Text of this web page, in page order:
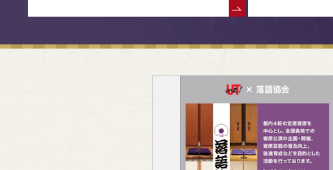
落語協会からのお知らせ